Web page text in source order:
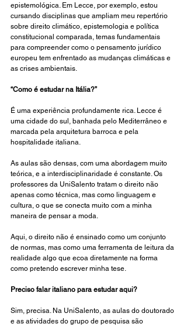
epistemológica. Em Lecce, por exemplo, estou
cursando disciplinas que ampliam meu repertório
sobre direito climático, epistemologia e política
constitucional comparada, temas fundamentais
para compreender como o pensamento jurídico
europeu tem enfrentado as mudanças climáticas e
as crises ambientais.
“Como é estudar na Itália?”
É uma experiência profundamente rica. Lecce é
uma cidade do sul, banhada pelo Mediterrâneo e
marcada pela arquitetura barroca e pela
hospitalidade italiana.
As aulas são densas, com uma abordagem muito
teórica, e a interdisciplinaridade é constante. Os
professores da UniSalento tratam o direito não
apenas como técnica, mas como linguagem e
cultura, o que se conecta muito com a minha
maneira de pensar a moda.
Aqui, o direito não é ensinado como um conjunto
de normas, mas como uma ferramenta de leitura da
realidade algo que ecoa diretamente na forma
como pretendo escrever minha tese.
Preciso falar italiano para estudar aqui?
Sim, precisa. Na UniSalento, as aulas do doutorado
e as atividades do grupo de pesquisa são